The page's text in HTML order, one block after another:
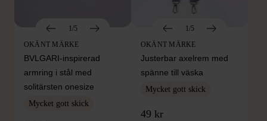
1/5
OKÄNT MÄRKE
BVLGARI-inspirerad
armring i stål med
solitärsten onesize
Mycket gott skick
1/5
OKÄNT MÄRKE
Justerbar axelrem med
spänne till väska
Mycket gott skick
49 kr